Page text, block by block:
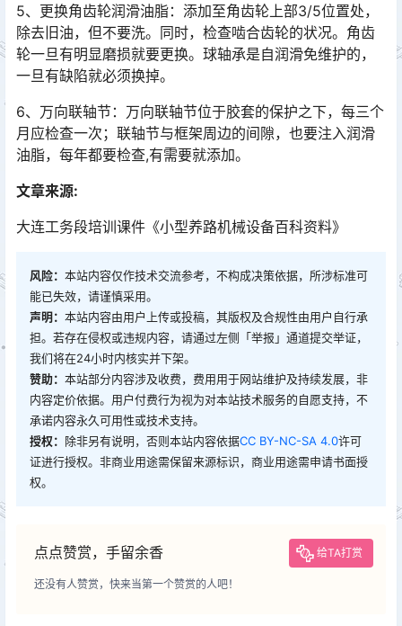
5、更换角齿轮润滑油脂：添加至角齿轮上部3/5位置处，
除去旧油，但不要洗。同时，检查啮合齿轮的状况。角齿
轮一旦有明显磨损就要更换。球轴承是自润滑免维护的，
一旦有缺陷就必须换掉。󠅅󠅃󠄵󠅂󠄪󠇖󠆨󠆨󠇕󠆞󠆒󠅬󠇘󠆭󠆘󠇙󠆝󠅵󠇗󠆭󠆁󠄐󠇗󠅹󠅸󠇖󠆍󠅳󠇖󠅹󠅰󠇖󠆌󠅹
6、万向联轴节：万向联轴节位于胶套的保护之下，每三个
月应检查一次；联轴节与框架周边的间隙，也要注入润滑
油脂，每年都要检查,有需要就添加。
文章来源:
大连工务段培训课件《小型养路机械设备百科资料》
风险： 本站内容仅作技术交流参考，不构成决策依据，所涉标准可
能已失效，请谨慎采用。
声明： 本站内容由用户上传或投稿，其版权及合规性由用户自行承
担。若存在侵权或违规内容，请通过左侧「举报」通道提交举证，
我们将在24小时内核实并下架。
赞助： 本站部分内容涉及收费，费用用于网站维护及持续发展，非
内容定价依据。用户付费行为视为对本站技术服务的自愿支持，不
承诺内容永久可用性或技术支持。
授权： 除非另有说明，否则本站内容依据CC BY-NC-SA 4.0许可
证进行授权。非商业用途需保留来源标识，商业用途需申请书面授
权。
点点赞赏，手留余香 给TA打赏
还没有人赞赏，快来当第一个赞赏的人吧！